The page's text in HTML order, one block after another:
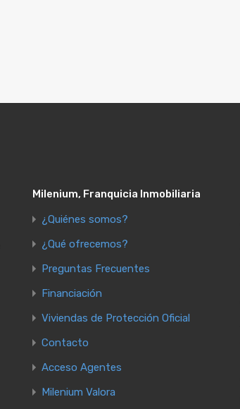
Milenium, Franquicia Inmobiliaria
¿Quiénes somos?
¿Qué ofrecemos?
Preguntas Frecuentes
Financiación
Viviendas de Protección Oficial
Contacto
Acceso Agentes
Milenium Valora